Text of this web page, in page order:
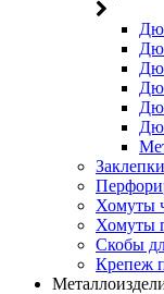
Заклепки
Хомуты
Хомуты
Скобы
Крепеж